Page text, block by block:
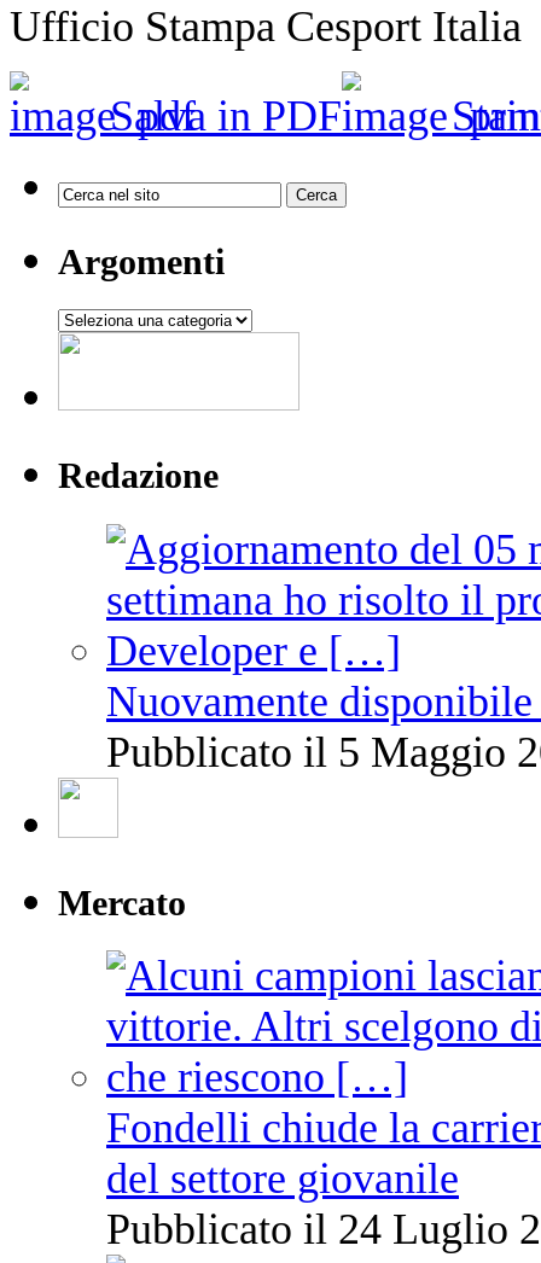
Ufficio Stampa Cesport Italia
Salva in PDF
Argomenti
Argomenti
Redazione
Nuovamente
Pubblicato il 5 Maggio
Mercato
Fondelli chiude la
del settore giovanile
Pubblicato il 24 Luglio